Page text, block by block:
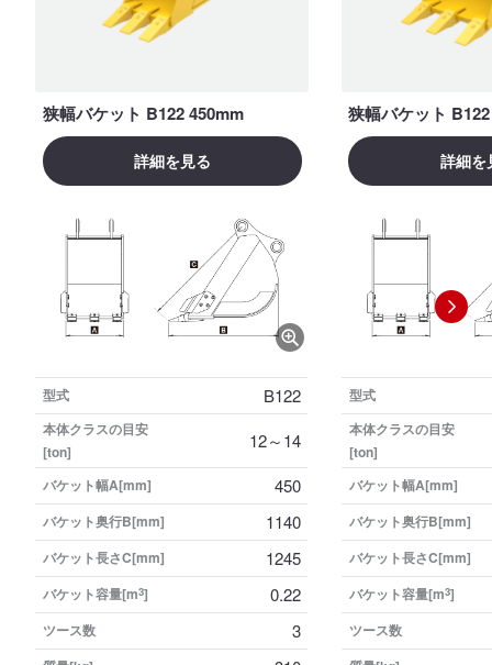
狭幅バケット B122 450mm
詳細を見る
型式 B122
本体クラスの目安
[ton]
12～14
バケット幅A[mm] 450
バケット奥行B[mm] 1140
バケット長さC[mm] 1245
バケット容量[m3] 0.22
ツース数 3
狭幅バケット
詳細を
型式
本体クラスの目安
[ton]
バケット幅A[mm]
バケット奥行B[mm]
バケット長さC[mm]
バケット容量[m3]
ツース数